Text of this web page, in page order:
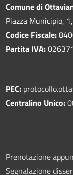
Comune di
Piazza Municipio,
Codice Fiscale:
Partita IVA:
PEC:
Centralino Unico:
Prenotazione
Segnalazione